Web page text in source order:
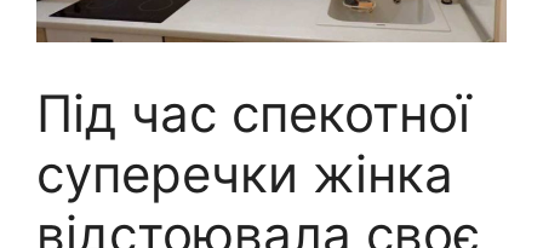
Під час спекотної
суперечки жінка
відстоювала своє